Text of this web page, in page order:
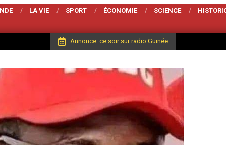
LA VIE SPORT ÉCONOMIE SCIENCE
Annonce: ce soir sur radio Guinée